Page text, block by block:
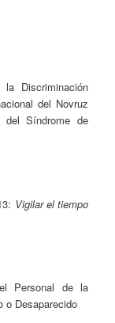
Discriminación
del Novruz
del Síndrome de
Vigilar el tiempo
Personal de la
o Desaparecido